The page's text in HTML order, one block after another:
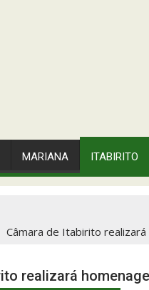
MARIANA ITABIRITO
Câmara de Itabirito
realizará